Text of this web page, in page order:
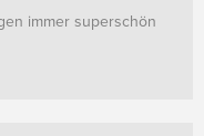
immer superschön